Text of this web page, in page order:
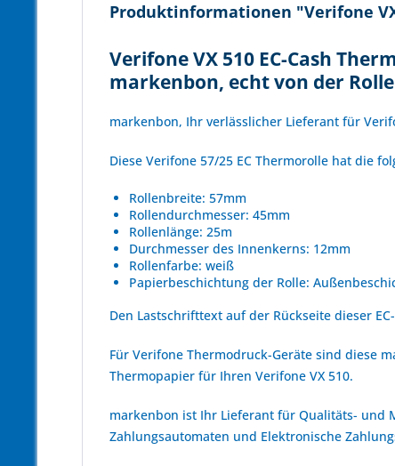
Produktinformationen "Verifone
Verifone VX 510 EC-Cash
markenbon, echt von der
markenbon, Ihr verlässlicher Lieferant für
Diese Verifone 57/25 EC Thermorolle hat die
Rollenbreite: 57mm
Rollendurchmesser: 45mm
Rollenlänge: 25m
Durchmesser des Innenkerns: 12mm
Rollenfarbe: weiß
Papierbeschichtung der Rolle:
Den Lastschrifttext auf der Rückseite dieser
Für Verifone Thermodruck-Geräte sind diese
Thermopapier für Ihren Verifone VX 510.
markenbon ist Ihr Lieferant für Qualitäts- und
Zahlungsautomaten und Elektronische